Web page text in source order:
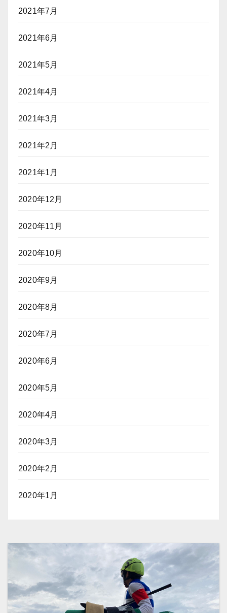
2021年7月
2021年6月
2021年5月
2021年4月
2021年3月
2021年2月
2021年1月
2020年12月
2020年11月
2020年10月
2020年9月
2020年8月
2020年7月
2020年6月
2020年5月
2020年4月
2020年3月
2020年2月
2020年1月